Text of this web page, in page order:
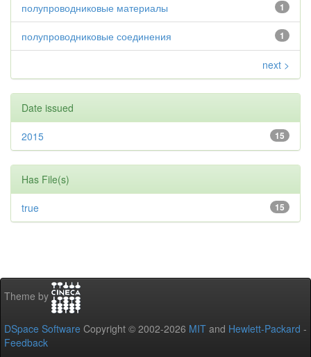
1
полупроводниковые материалы
1
полупроводниковые соединения
next >
Date issued
15
2015
Has File(s)
15
true
Theme by
DSpace Software Copyright © 2002-2026 MIT and Hewlett-Packard -
Feedback